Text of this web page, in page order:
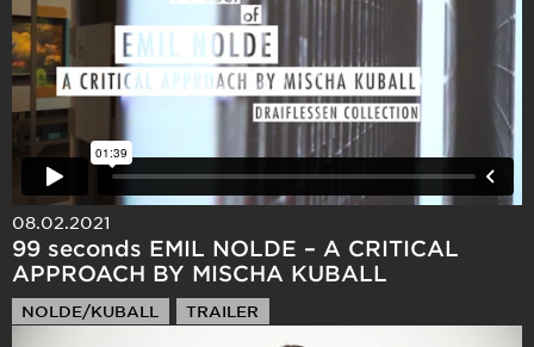
08.02.2021
99 seconds EMIL NOLDE – A CRITICAL
APPROACH BY MISCHA KUBALL
NOLDE/KUBALL TRAILER